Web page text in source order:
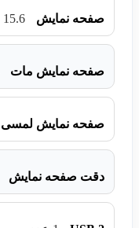
صفحه نمایش 15.6 اینچ
صفحه نمایش مات
صفحه نمایش لمسی
دقت صفحه نمایش